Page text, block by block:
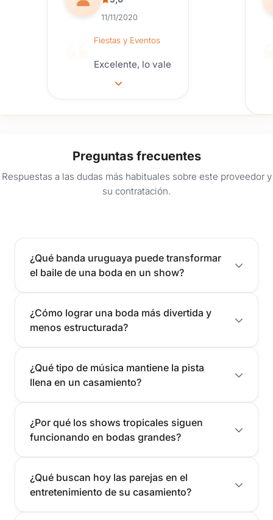
principal para que eso suceda.
11/11/2020
Fiestas y Eventos
Excelente, lo vale
Preguntas frecuentes
Respuestas a las dudas más habituales sobre este proveedor y
su contratación.
¿Qué banda uruguaya puede transformar
el baile de una boda en un show?
¿Cómo lograr una boda más divertida y
menos estructurada?
¿Qué tipo de música mantiene la pista
llena en un casamiento?
¿Por qué los shows tropicales siguen
funcionando en bodas grandes?
¿Qué buscan hoy las parejas en el
entretenimiento de su casamiento?